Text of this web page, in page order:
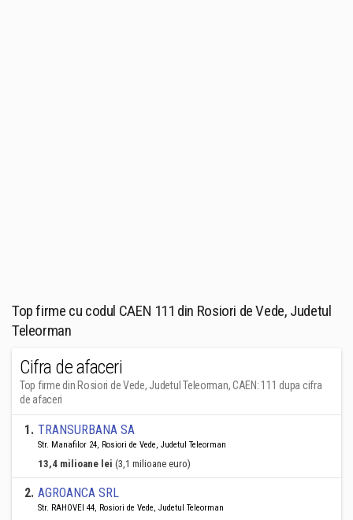
Top firme cu codul CAEN 111 din Rosiori de Vede, Judetul
Teleorman
Cifra de afaceri
Top firme din Rosiori de Vede, Judetul Teleorman, CAEN: 111 dupa cifra
de afaceri
1. TRANSURBANA SA
Str. Manafilor 24, Rosiori de Vede, Judetul Teleorman
13,4 milioane lei (3,1 milioane euro)
2. AGROANCA SRL
Str. RAHOVEI 44, Rosiori de Vede, Judetul Teleorman